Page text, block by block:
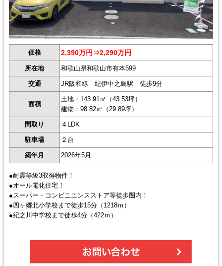
価格 2,390万円⇒2,290万円
所在地 和歌山県和歌山市有本599
交通 JR阪和線 紀伊中之島駅 徒歩9分
面積
土地：143.91㎡（43.53坪）
建物：98.82㎡（29.89坪）
間取り ４LDK
駐車場 ２台
築年月 2026年5月
●耐震等級3取得物件！
●オール電化住宅！
●スーパー・コンビニエンスストア等徒歩圏内！
●四ヶ郷北小学校まで徒歩15分（1218ｍ）
●紀之川中学校まで徒歩4分（422ｍ）